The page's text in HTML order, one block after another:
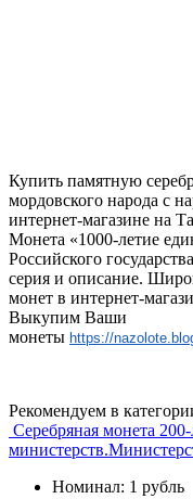
Купить памятную
мордовского народа с
интернет-магазине на
Монета «1000-летие
Российского
серия и описание.
монет в интернет-
Выкупим Ваши
монеты https://
Рекомендуем в
Серебряная монета
Номинал: 1 рубль